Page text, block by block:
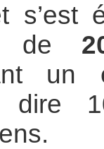
s’est
de
un
dire